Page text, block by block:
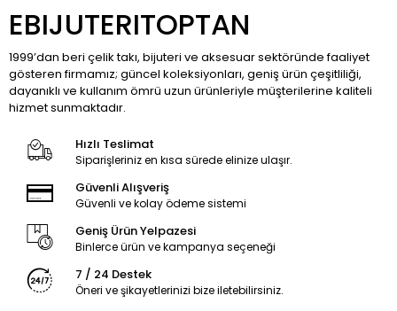
EBIJUTERITOPTAN
1999’dan beri çelik takı, bijuteri ve aksesuar sektöründe faaliyet
gösteren firmamız; güncel koleksiyonları, geniş ürün çeşitliliği,
dayanıklı ve kullanım ömrü uzun ürünleriyle müşterilerine kaliteli
hizmet sunmaktadır.
Hızlı Teslimat
Siparişleriniz en kısa sürede elinize ulaşır.
Güvenli Alışveriş
Güvenli ve kolay ödeme sistemi
Geniş Ürün Yelpazesi
Binlerce ürün ve kampanya seçeneği
7 / 24 Destek
Öneri ve şikayetlerinizi bize iletebilirsiniz.